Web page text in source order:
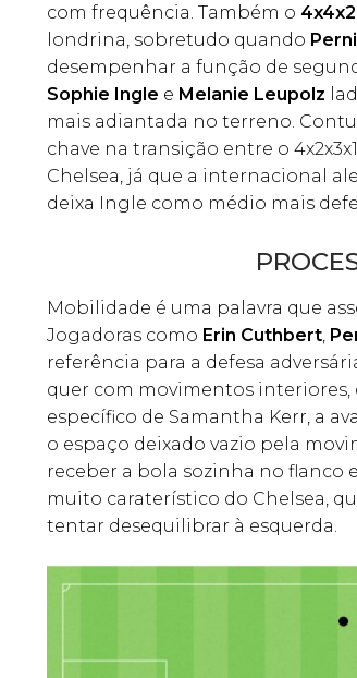
com frequência. Também o 4x4x2
londrina, sobretudo quando
desempenhar a função de
Sophie Ingle e Melanie Leupolz
mais adiantada no terreno.
chave na transição entre o
Chelsea, já que a internacional
deixa Ingle como médio mais
Mobilidade é uma palavra que
Jogadoras como Erin Cuthbert,
referência para a defesa
quer com movimentos interiores,
específico de Samantha Kerr, a
o espaço deixado vazio pela
receber a bola sozinha no flanco
muito caraterístico do Chelsea,
tentar desequilibrar à esquerda.